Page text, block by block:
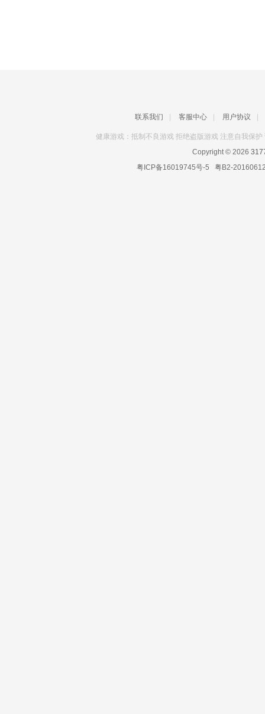
联系我们 客服中心 用户协议
健康游戏：抵制不良游戏 拒绝盗版游戏 注意自我保
Copyright © 2026
粤ICP备16019745号-5 粤B2-